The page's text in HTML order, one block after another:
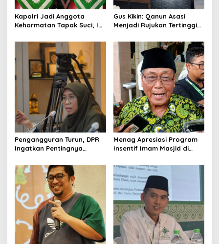
o
n
Kapolri Jadi Anggota
Kehormatan Tapak Suci, Ini
Gus Kikin: Qanun Asasi
Menjadi Rujukan Tertinggi
Pengangguran Turun, DPR
Ingatkan Pentingnya
yang Layak
Menag Apresiasi Program
Insentif Imam Masjid di
Model Nasional